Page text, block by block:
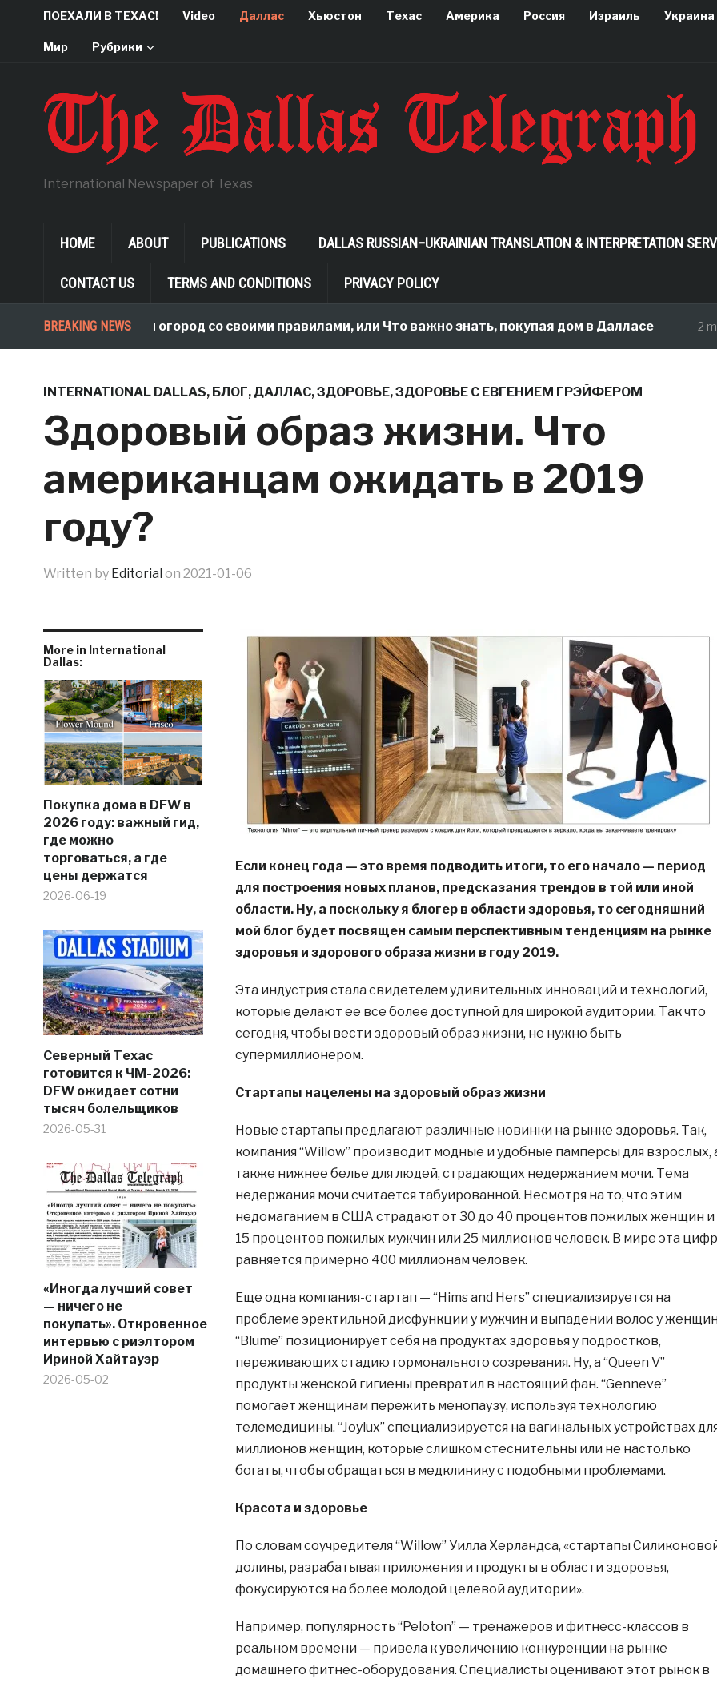
ПОЕХАЛИ В ТЕХАС! Video Даллас Хьюстон Техас Америка Россия Израиль Украина
Мир Рубрики
International Newspaper of Texas
HOME ABOUT PUBLICATIONS DALLAS RUSSIAN–UKRAINIAN TRANSLATION & INTERPRETATION
CONTACT US TERMS AND CONDITIONS PRIVACY POLICY
BREAKING NEWS
В чужой огород со своими правилами, или Что важно знать, покупая дом в Далласе 2 months
INTERNATIONAL DALLAS, БЛОГ, ДАЛЛАС,ЗДОРОВЬЕ,ЗДОРОВЬЕ С ЕВГЕНИЕМ ГРЭЙФЕРОМ
Здоровый образ жизни. Что
американцам ожидать в 2019
году?
Written by Editorial on 2021-01-06
More in International
Dallas:
Покупка дома в DFW в
2026 году: важный гид,
где можно
торговаться, а где
цены держатся
2026-06-19
Северный Техас
готовится к ЧМ-2026:
DFW ожидает сотни
тысяч болельщиков
2026-05-31
«Иногда лучший совет
— ничего не
покупать». Откровенное
интервью с риэлтором
Ириной Хайтауэр
2026-05-02
Если конец года — это время подводить итоги, то его начало — период
для построения новых планов, предсказания трендов в той или иной
области. Ну, а поскольку я блогер в области здоровья, то сегодняшний
мой блог будет посвящен самым перспективным тенденциям на рынке
здоровья и здорового образа жизни в году 2019.
Эта индустрия стала свидетелем удивительных инноваций и технологий,
которые делают ее все более доступной для широкой аудитории. Так что
сегодня, чтобы вести здоровый образ жизни, не нужно быть
супермиллионером.
Стартапы нацелены на здоровый образ жизни
Новые стартапы предлагают различные новинки на рынке здоровья. Так,
компания “Willow” производит модные и удобные памперсы для взрослых,
также нижнее белье для людей, страдающих недержанием мочи. Тема
недержания мочи считается табуированной. Несмотря на то, что этим
недомаганием в США страдают от 30 до 40 процентов пожилых женщин и
15 процентов пожилых мужчин или 25 миллионов человек. В мире эта
равняется примерно 400 миллионам человек.
Еще одна компания-стартап — “Hims and Hers” специализируется на
проблеме эректильной дисфункции у мужчин и выпадении волос у
“Blume” позиционирует себя на продуктах здоровья у подростков,
переживающих стадию гормонального созревания. Ну, а “Queen V”
продукты женской гигиены превратил в настоящий фан. “Genneve”
помогает женщинам пережить менопаузу, используя технологию
телемедицины. “Joylux” специализируется на вагинальных устройствах
миллионов женщин, которые слишком стеснительны или не настолько
богаты, чтобы обращаться в медклинику с подобными проблемами.
Красота и здоровье
По словам соучредителя “Willow” Уилла Херландса, «стартапы
долины, разрабатывая приложения и продукты в области здоровья,
фокусируются на более молодой целевой аудитории».
Например, популярность “Peloton” — тренажеров и фитнесс-классов в
реальном времени — привела к увеличению конкуренции на рынке
домашнего фитнес-оборудования. Специалисты оценивают этот рынок в